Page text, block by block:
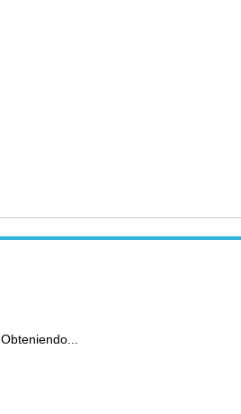
Obteniendo...